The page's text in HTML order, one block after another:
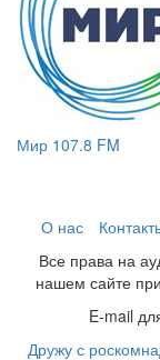
Мир 107.8 FM
О нас
Все права на
нашем сайте
E-mail
Дружу с